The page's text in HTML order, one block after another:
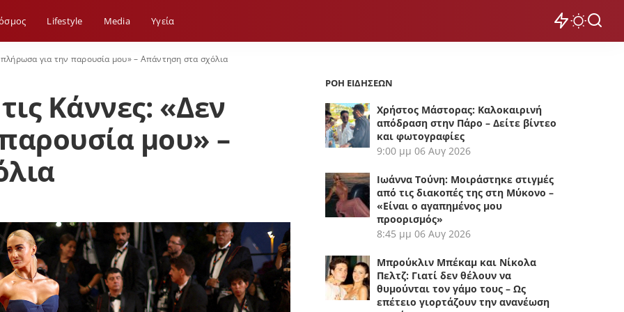
Lifestyle Media Yγεία
για την παρουσία μου» – Απάντηση στα σχόλια
Κάννες: «Δεν
μου» –
ΡΟΗ ΕΙΔΗΣΕΩΝ
Χρήστος Μάστορας: Καλοκαιρινή
απόδραση στην Πάρο – Δείτε βίντεο
και φωτογραφίες
9:00 μμ 06 Αυγ 2026
Ιωάννα Τούνη: Μοιράστηκε στιγμές
από τις διακοπές της στη Μύκονο –
«Είναι ο αγαπημένος μου
προορισμός»
8:45 μμ 06 Αυγ 2026
Μπρούκλιν Μπέκαμ και Νίκολα
Πελτζ: Γιατί δεν θέλουν να
θυμούνται τον γάμο τους – Ως
επέτειο γιορτάζουν την ανανέωση